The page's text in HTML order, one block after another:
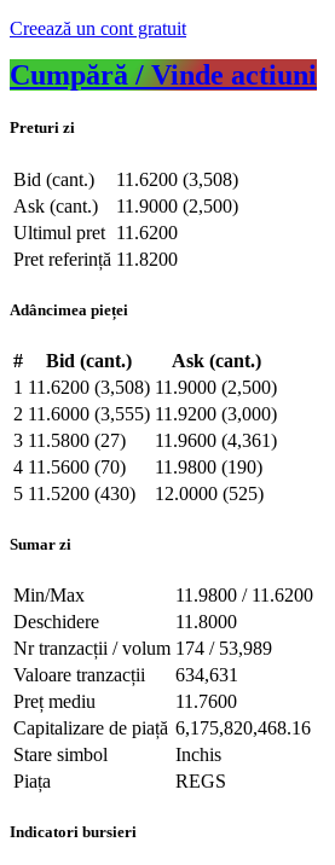
Creează un cont gratuit
Cumpără / Vinde actiuni
Preturi zi
Bid (cant.)
11.6200 (3,508)
Ask (cant.)
11.9000 (2,500)
Ultimul pret 11.6200
Pret referință 11.8200
Adâncimea pieței
# Bid (cant.)
Ask (cant.)
1 11.6200 (3,508) 11.9000 (2,500)
2 11.6000 (3,555) 11.9200 (3,000)
3 11.5800 (27)
11.9600 (4,361)
4 11.5600 (70)
11.9800 (190)
5 11.5200 (430) 12.0000 (525)
Sumar zi
Min/Max
11.9800 / 11.6200
Deschidere
11.8000
Nr tranzacții / volum 174 / 53,989
Valoare tranzacții
634,631
Preț mediu
11.7600
Capitalizare de piață 6,175,820,468.16
Stare simbol
Inchis
Piața
REGS
Indicatori bursieri